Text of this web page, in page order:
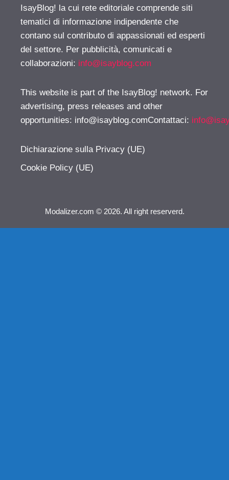
IsayBlog! la cui rete editoriale comprende siti
tematici di informazione indipendente che
contano sul contributo di appassionati ed esperti
del settore. Per pubblicità, comunicati e
collaborazioni: info@isayblog.com
This website is part of the IsayBlog! network. For
advertising, press releases and other
opportunities: info@isayblog.comContattaci:
Dichiarazione sulla Privacy (UE)
Cookie Policy (UE)
Modalizer.com © 2026. All right reserverd.